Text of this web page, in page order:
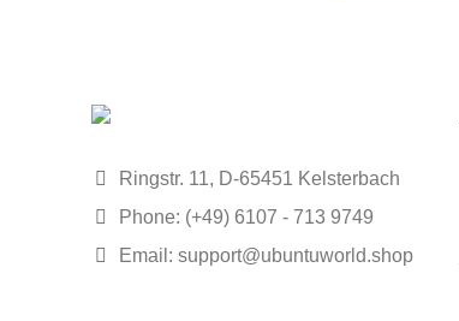
Ringstr. 11, D-65451 Kelsterbach
Phone: (+49) 6107 - 713 9749
Email: support@ubuntuworld.shop